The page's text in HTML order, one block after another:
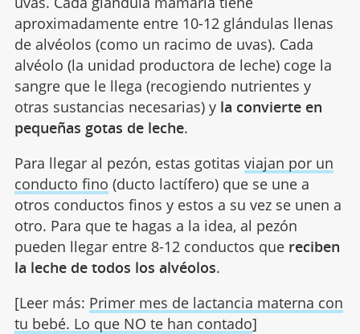
aproximadamente entre 10-12 glándulas llenas
de alvéolos (como un racimo de uvas). Cada
alvéolo (la unidad productora de leche) coge la
sangre que le llega (recogiendo nutrientes y
otras sustancias necesarias) yla convierte en
pequeñas gotas de leche.
Para llegar al pezón, estas gotitas viajan por un
conducto fino (ducto lactífero) que se une a
otros conductos finos y estos a su vez se unen a
otro. Para que te hagas a la idea, al pezón
pueden llegar entre 8-12 conductos que reciben
la leche de todos los alvéolos.
[Leer más: Primer mes de lactancia materna con
tu bebé. Lo que NO te han contado]